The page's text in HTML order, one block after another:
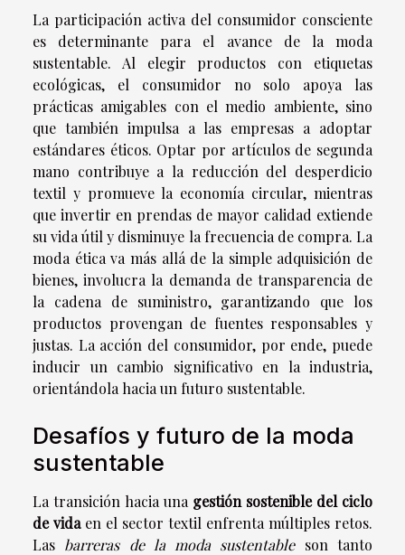
La participación activa del consumidor consciente
es determinante para el avance de la moda
sustentable. Al elegir productos con etiquetas
ecológicas, el consumidor no solo apoya las
prácticas amigables con el medio ambiente, sino
que también impulsa a las empresas a adoptar
estándares éticos. Optar por artículos de segunda
mano contribuye a la reducción del desperdicio
textil y promueve la economía circular, mientras
que invertir en prendas de mayor calidad extiende
su vida útil y disminuye la frecuencia de compra. La
moda ética va más allá de la simple adquisición de
bienes, involucra la demanda de transparencia de
la cadena de suministro, garantizando que los
productos provengan de fuentes responsables y
justas. La acción del consumidor, por ende, puede
inducir un cambio significativo en la industria,
orientándola hacia un futuro sustentable.
Desafíos y futuro de la moda
sustentable
La transición hacia una gestión sostenible del ciclo
de vidaen el sector textil enfrenta múltiples retos.
Las barreras de la moda sustentableson tanto